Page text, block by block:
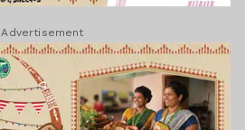
Advertisement